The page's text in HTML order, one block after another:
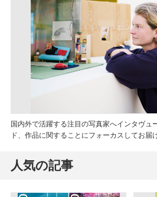
国内外で活躍する注目の写真家へインタヴュ
ド、作品に関することにフォーカスしてお届
人気の記事